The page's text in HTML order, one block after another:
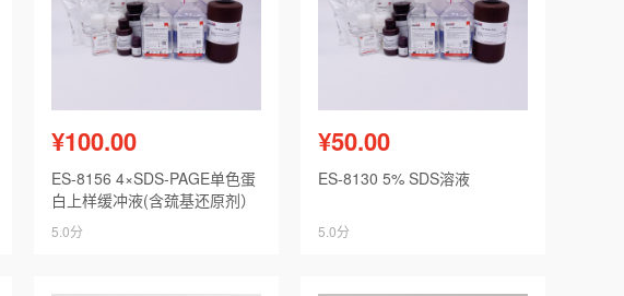
¥100.00
ES-8156 4×SDS-PAGE单色蛋
白上样缓冲液(含巯基还原剂）
5.0分
¥50.00
ES-8130 5% SDS溶液
5.0分